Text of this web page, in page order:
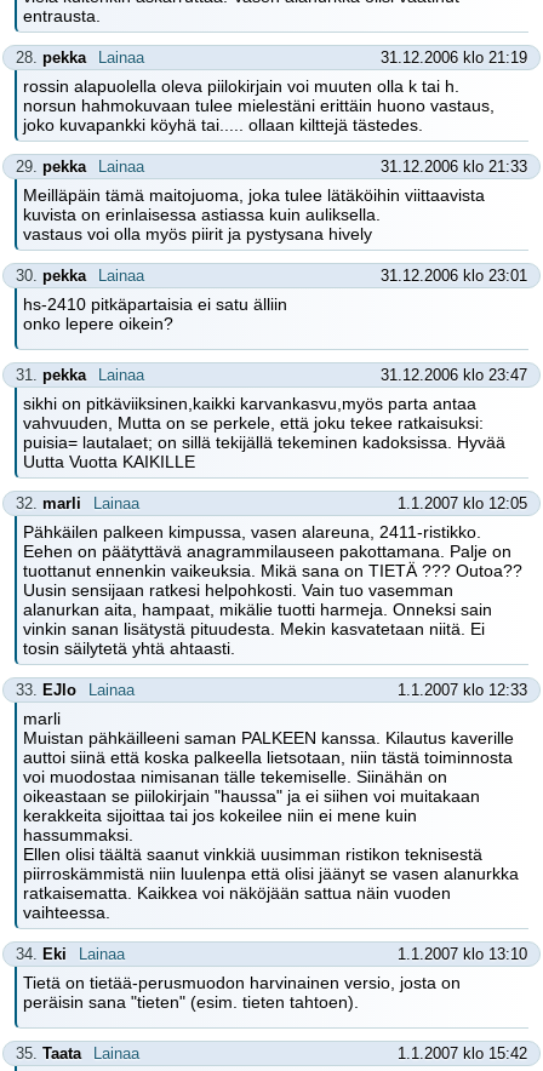
entrausta.
28. pekka Lainaa 31.12.2006 klo 21:19
rossin alapuolella oleva piilokirjain voi muuten olla k tai h.
norsun hahmokuvaan tulee mielestäni erittäin huono vastaus,
joko kuvapankki köyhä tai..... ollaan kilttejä tästedes.
29. pekka Lainaa 31.12.2006 klo 21:33
Meilläpäin tämä maitojuoma, joka tulee lätäköihin viittaavista
kuvista on erinlaisessa astiassa kuin auliksella.
vastaus voi olla myös piirit ja pystysana hively
30. pekka Lainaa 31.12.2006 klo 23:01
hs-2410 pitkäpartaisia ei satu älliin
onko lepere oikein?
31. pekka Lainaa 31.12.2006 klo 23:47
sikhi on pitkäviiksinen,kaikki karvankasvu,myös parta antaa
vahvuuden, Mutta on se perkele, että joku tekee ratkaisuksi:
puisia= lautalaet; on sillä tekijällä tekeminen kadoksissa. Hyvää
Uutta Vuotta KAIKILLE
32. marli Lainaa 1.1.2007 klo 12:05
Pähkäilen palkeen kimpussa, vasen alareuna, 2411-ristikko.
Eehen on päätyttävä anagrammilauseen pakottamana. Palje on
tuottanut ennenkin vaikeuksia. Mikä sana on TIETÄ ??? Outoa??
Uusin sensijaan ratkesi helpohkosti. Vain tuo vasemman
alanurkan aita, hampaat, mikälie tuotti harmeja. Onneksi sain
vinkin sanan lisätystä pituudesta. Mekin kasvatetaan niitä. Ei
tosin säilytetä yhtä ahtaasti.
33. EJlo Lainaa 1.1.2007 klo 12:33
marli
Muistan pähkäilleeni saman PALKEEN kanssa. Kilautus kaverille
auttoi siinä että koska palkeella lietsotaan, niin tästä toiminnosta
voi muodostaa nimisanan tälle tekemiselle. Siinähän on
oikeastaan se piilokirjain "haussa" ja ei siihen voi muitakaan
kerakkeita sijoittaa tai jos kokeilee niin ei mene kuin
hassummaksi.
Ellen olisi täältä saanut vinkkiä uusimman ristikon teknisestä
piirroskämmistä niin luulenpa että olisi jäänyt se vasen alanurkka
ratkaisematta. Kaikkea voi näköjään sattua näin vuoden
vaihteessa.
34. Eki Lainaa 1.1.2007 klo 13:10
Tietä on tietää-perusmuodon harvinainen versio, josta on
peräisin sana "tieten" (esim. tieten tahtoen).
35. Taata Lainaa 1.1.2007 klo 15:42